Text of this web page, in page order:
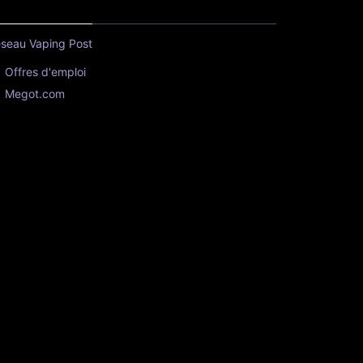
Vaping Post
Offres d'emploi
Megot.com